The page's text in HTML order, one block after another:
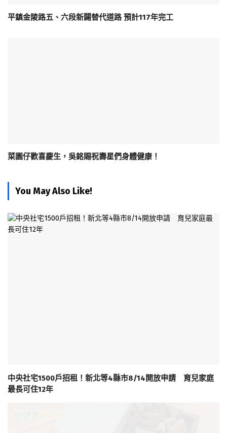
平鎮金陵路五、六段新闢替代道路 預計117年完工
菜園仔歡喜慶生，吳銘賜祝壽星們身體健康！
You May Also Like!
中央社宅1500戶招租！新北等4縣市8/14開放申請 育兒家庭
最長可住12年